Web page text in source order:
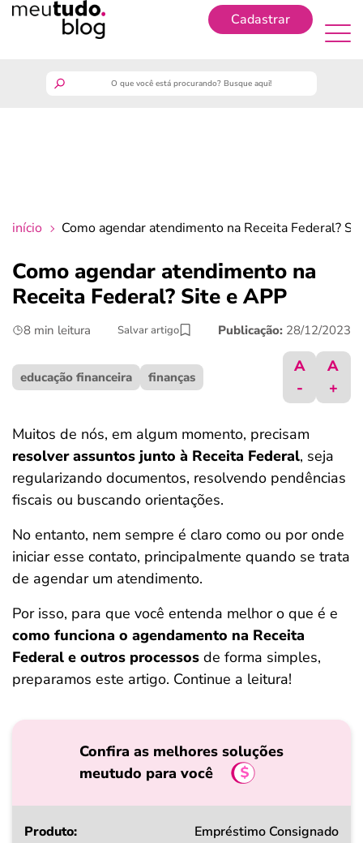
Cadastrar
crédito fácil
últimas notícias
ferramentas
início Como agendar atendimento na Receita Federal?
Como agendar atendimento na
Receita Federal? Site e APP
8 min leitura Salvar artigo Publicação: 28/12/2023
educação financeira finanças
A
-
A
+
Muitos de nós, em algum momento, precisam
resolver assuntos junto à Receita Federal, seja
regularizando documentos, resolvendo pendências
fiscais ou buscando orientações.
No entanto, nem sempre é claro como ou por onde
iniciar esse contato, principalmente quando se trata
de agendar um atendimento.
Por isso, para que você entenda melhor o que é e
como funciona o agendamento na Receita
Federal e outros processos de forma simples,
preparamos este artigo. Continue a leitura!
Confira as melhores soluções
meutudo para você
Produto
Empréstimo Consignado